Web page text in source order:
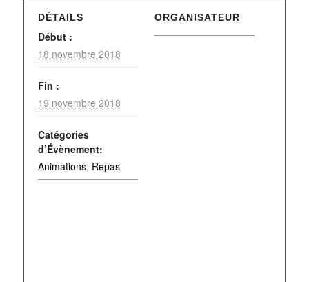
DÉTAILS
Début :
18 novembre 2018
Fin :
19 novembre 2018
Catégories
d’Évènement:
Animations, Repas
ORGANISATEUR